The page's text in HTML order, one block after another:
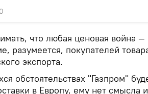
что любая ценовая война —
разумеется, покупателей
экспорта.
обстоятельствах "Газпром"
в Европу, ему нет смысла